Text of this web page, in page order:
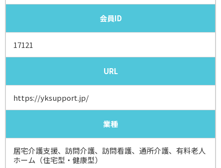
会員ID
17121
URL
https://yksupport.jp/
業種
居宅介護支援、訪問介護、訪問看護、通所介護、有料老人
ホーム（住宅型・健康型）